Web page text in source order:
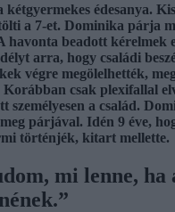
édesanya.
a 7-et. Dominika párja
havonta beadott kérelmek
arra, hogy családi
végre megölelhették,
csak plexifallal
személyesen a család.
párjával. Idén 9 éve,
történjék, kitart mellette.
mi lenne, ha